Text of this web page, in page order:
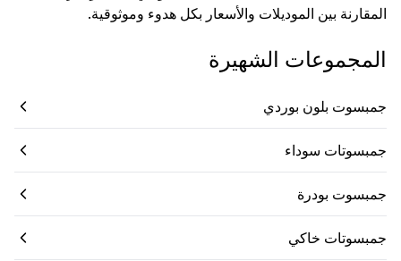
المقارنة بين الموديلات والأسعار بكل هدوء وموثوقية.
المجموعات الشهيرة
جمبسوت بلون بوردي
جمبسوتات سوداء
جمبسوت بودرة
جمبسوتات خاكي